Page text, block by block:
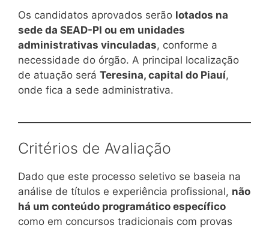
Os candidatos aprovados serão lotados na
sede da SEAD-PI ou em unidades
administrativas vinculadas, conforme a
necessidade do órgão. A principal localização
de atuação será Teresina, capital do Piauí,
onde fica a sede administrativa.
Critérios de Avaliação
Dado que este processo seletivo se baseia na
análise de títulos e experiência profissional, não
há um conteúdo programático específico
como em concursos tradicionais com provas